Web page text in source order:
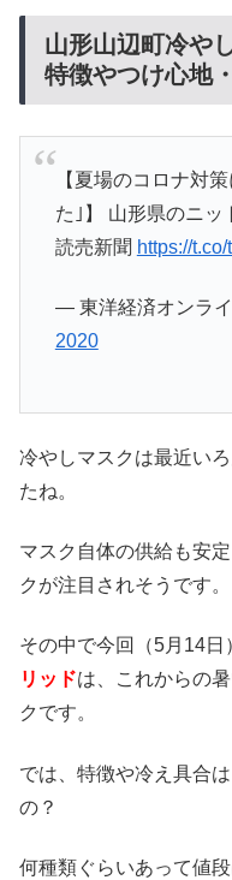
山形山辺町冷や
特徴やつけ心地
【夏場のコロナ対
た｣】 山形県のニッ
読売新聞 https://
— 東洋経済オンラ
2020
冷やしマスクは最近い
たね。
マスク自体の供給も安
クが注目されそうです。
その中で今回（5月14日
リッドは、これからの
クです。
では、特徴や冷え具合
の？
何種類ぐらいあって値段